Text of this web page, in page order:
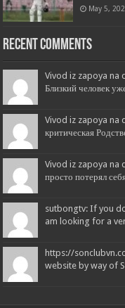
May 5,
Recent Comments
Vivod iz zapoya na
Близкий человек
Vivod iz zapoya na
критическая
Vivod iz zapoya na
просто потерял
sutbongtv: If you
am looking for a
https://
website by way of